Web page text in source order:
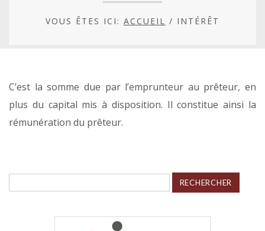
VOUS ÊTES ICI: ACCUEIL / INTÉRÊT
C’est la somme due par l’emprunteur au prêteur, en
plus du capital mis à disposition. Il constitue ainsi la
rémunération du prêteur.
Rechercher :